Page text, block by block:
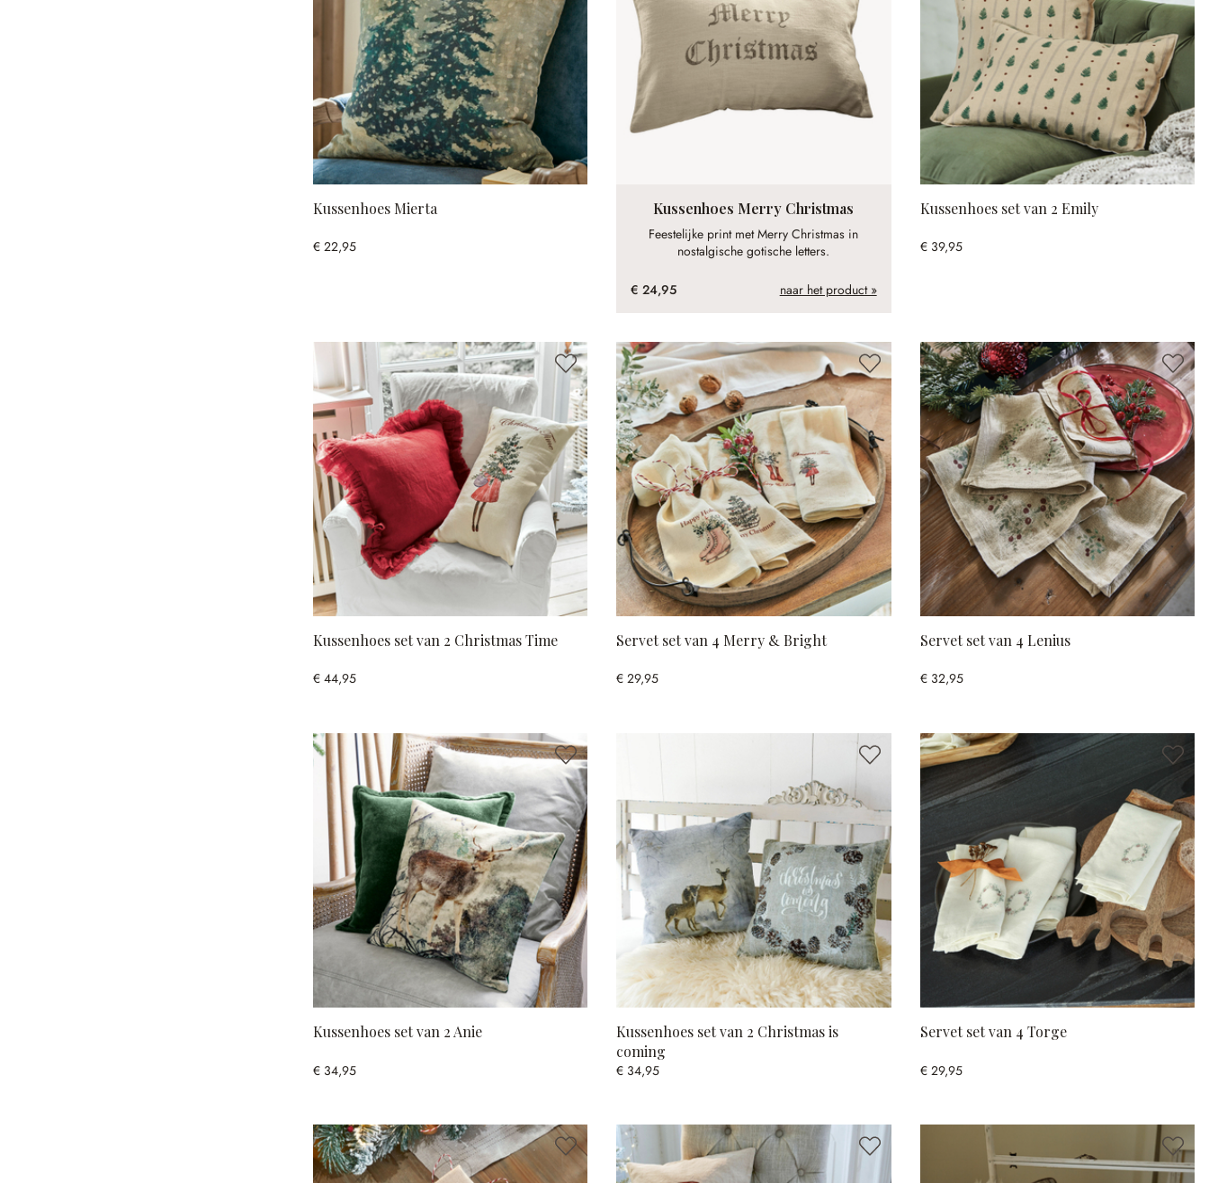
Kussenhoes Mierta
€ 22,95
Kussenhoes Merry Christmas
Feestelijke print met Merry Christmas in
nostalgische gotische letters.
€ 24,95 naar het product »
Kussenhoes set van 2 Emily
€ 39,95
Kussenhoes set van 2 Christmas Time
€ 44,95
Servet set van 4 Merry & Bright
€ 29,95
Servet set van 4 Lenius
€ 32,95
Kussenhoes set van 2 Anie
€ 34,95
Kussenhoes set van 2 Christmas is
coming
€ 34,95
Servet set van 4 Torge
€ 29,95